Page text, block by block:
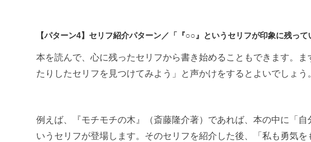
【パターン4】セリフ紹介パターン／「『○○』というセリフが印象に残って
本を読んで、心に残ったセリフから書き始めることもできます。
たりしたセリフを見つけてみよう」と声かけをするとよいでしょう。
例えば、『モチモチの木』（斎藤隆介著）であれば、本の中に「
いうセリフが登場します。そのセリフを紹介した後、「私も勇気を